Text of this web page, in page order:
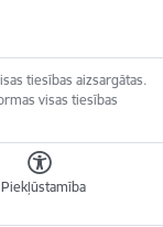
Piekļūstamība
tiesības aizsargātas.
visas tiesības